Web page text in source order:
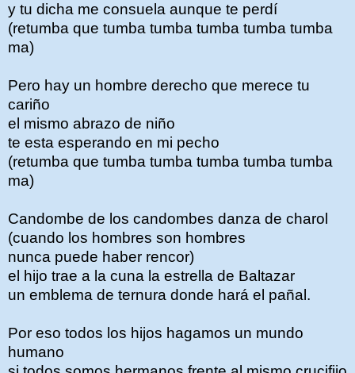
y tu dicha me consuela aunque te perdí
(retumba que tumba tumba tumba tumba tumba
ma)
Pero hay un hombre derecho que merece tu
cariño
el mismo abrazo de niño
te esta esperando en mi pecho
(retumba que tumba tumba tumba tumba tumba
ma)
Candombe de los candombes danza de charol
(cuando los hombres son hombres
nunca puede haber rencor)
el hijo trae a la cuna la estrella de Baltazar
un emblema de ternura donde hará el pañal.
Por eso todos los hijos hagamos un mundo
humano